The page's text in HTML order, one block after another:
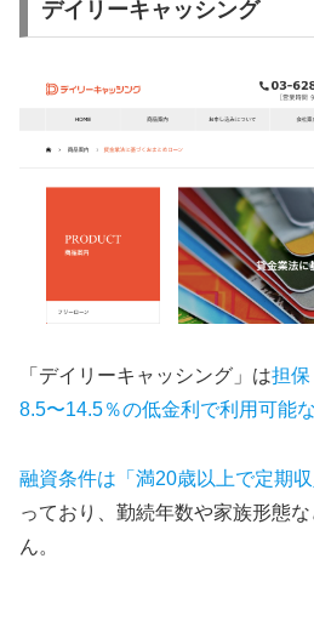
デイリーキャッシング
「デイリーキャッシング」は担
8.5〜14.5％の低金利で利用可能
融資条件は「満20歳以上で定期
っており、勤続年数や家族形態
ん。